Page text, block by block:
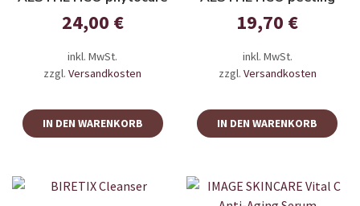
24,00 €
inkl. MwSt.
zzgl.Versandkosten
IN DEN WARENKORB
19,70 €
inkl. MwSt.
zzgl. Versandkosten
IN DEN WARENKORB